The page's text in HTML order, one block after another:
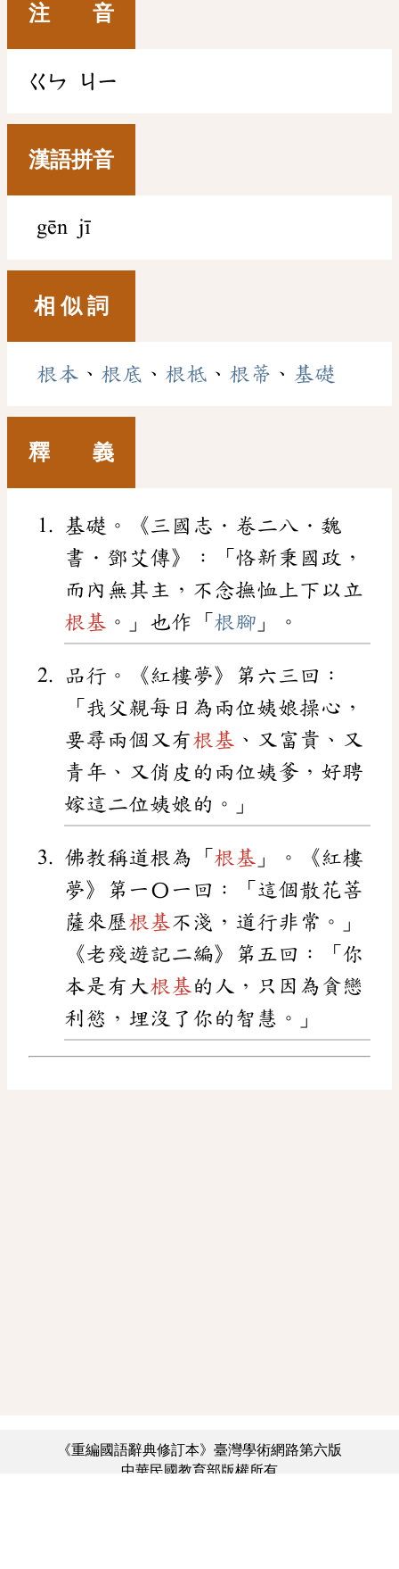
注 音
ㄍㄣ ㄐㄧ
漢語拼音
gēn jī
相 似 詞
根本 、 根底 、 根柢 、 根蒂 、 基礎
釋 義
基礎。《三國志．卷二八．魏
書．鄧艾傳》：「恪新秉國政，
而內無其主，不念撫恤上下以立
根基 。」也作「 根腳 」。
品行。《紅樓夢》第六三回：
「我父親每日為兩位姨娘操心，
要尋兩個又有根基 、又富貴、又
青年、又俏皮的兩位姨爹，好聘
嫁這二位姨娘的。」
佛教稱道根為「 根基 」。《紅樓
夢》第一〇一回：「這個散花菩
薩來歷 根基不淺，道行非常。」
《老殘遊記二編》第五回：「你
本是有大 根基 的人，只因為貪戀
利慾，埋沒了你的智慧。」
《重編國語辭典修訂本》臺灣學術網路第六版
中華民國教育部版權所有